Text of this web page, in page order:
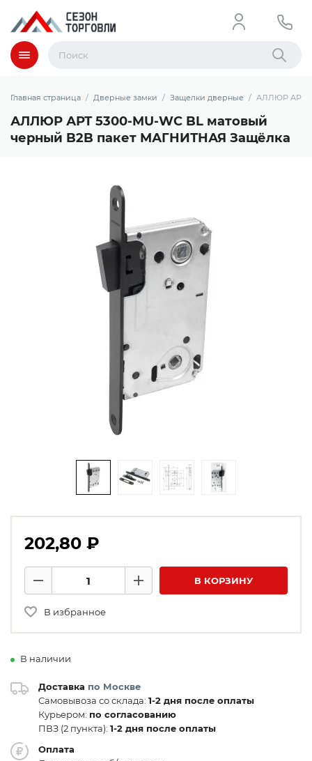
Меню Найти
Главная страница Дверные замки Защелки дверные АЛЛЮР АРТ
АЛЛЮР АРТ 5300-MU-WC BL матовый
черный B2B пакет МАГНИТНАЯ Защёлка
202,80 ₽
Минус
Плюс В КОРЗИНУ
В избранное
В наличии
Доставка по Москве
Самовывоза со склада: 1-2 дня после оплаты
Курьером: по согласованию
ПВЗ (2 пункта): 1-2 дня после оплаты
Оплата